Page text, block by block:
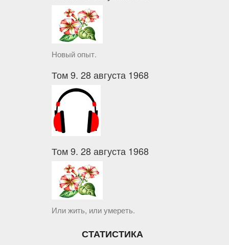
Новый опыт.
Том 9. 28 августа 1968
Том 9. 28 августа 1968
Или жить, или умереть.
СТАТИСТИКА